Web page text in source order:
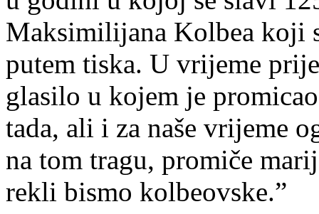
Maksimilijana Kolbea koji
putem tiska. U vrijeme
glasilo u kojem je
tada, ali i za naše vrijeme
na tom tragu, promiče
rekli bismo kolbeovske.”